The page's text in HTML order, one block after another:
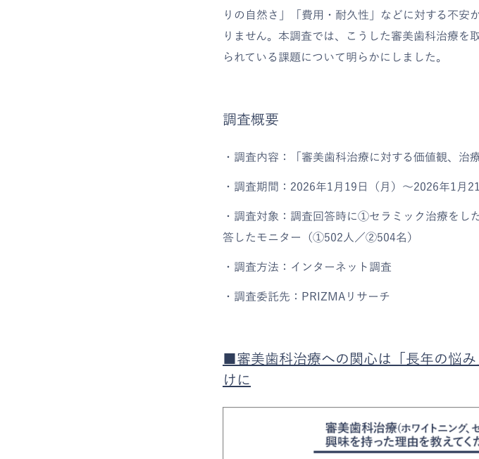
りの自然さ」「費用・耐久性」などに対する不安
りません。本調査では、こうした審美歯科治療を
られている課題について明らかにしました。
調査概要
・調査内容：「審美歯科治療に対する価値観、治
・調査期間：2026年1月19日（月）～2026年1月21
・調査対象：調査回答時に①セラミック治療を
答したモニター（①502人／②504名）
・調査方法：インターネット調査
・調査委託先：PRIZMAリサーチ
■審美歯科治療への関心は「長年の悩
けに